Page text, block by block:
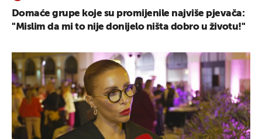
Domaće grupe koje su promijenile najviše pjevača:
''Mislim da mi to nije donijelo ništa dobro u životu!''